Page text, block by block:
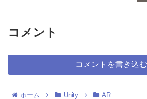
コメント
コメントを書き込む
ホーム Unity AR